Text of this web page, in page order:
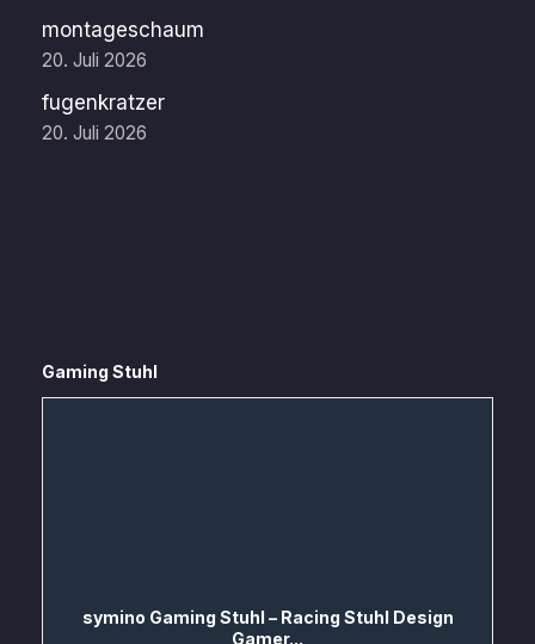
montageschaum
20. Juli 2026
fugenkratzer
20. Juli 2026
Gaming Stuhl
symino Gaming Stuhl – Racing Stuhl Design
Gamer...